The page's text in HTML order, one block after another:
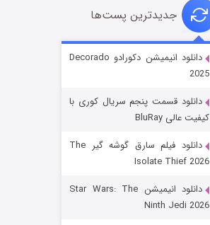
قسمت ۶ (زیرنویس)
جدیدترین پست‌ها
دانلود انیمیشن دکورادو Decorado
2025
دانلود قسمت پنجم سریال کوری با
کیفیت عالی BluRay
دانلود فیلم سارق گوشه گیر The
Isolate Thief 2026
دانلود انیمیشن Star Wars: The
Ninth Jedi 2026